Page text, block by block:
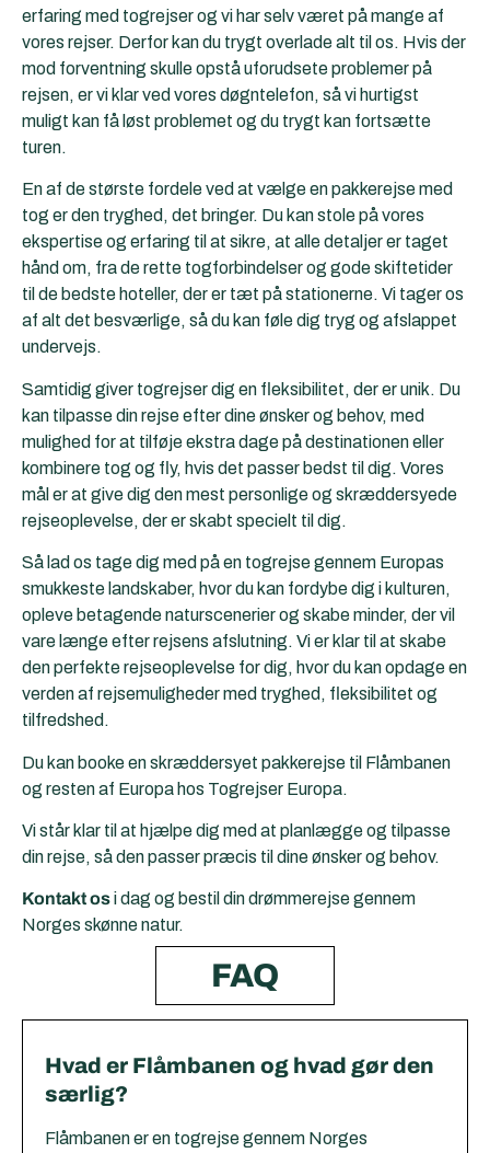
erfaring med togrejser og vi har selv været på mange af
vores rejser. Derfor kan du trygt overlade alt til os. Hvis der
mod forventning skulle opstå uforudsete problemer på
rejsen, er vi klar ved vores døgntelefon, så vi hurtigst
muligt kan få løst problemet og du trygt kan fortsætte
turen.
En af de største fordele ved at vælge en pakkerejse med
tog er den tryghed, det bringer. Du kan stole på vores
ekspertise og erfaring til at sikre, at alle detaljer er taget
hånd om, fra de rette togforbindelser og gode skiftetider
til de bedste hoteller, der er tæt på stationerne. Vi tager os
af alt det besværlige, så du kan føle dig tryg og afslappet
undervejs.
Samtidig giver togrejser dig en fleksibilitet, der er unik. Du
kan tilpasse din rejse efter dine ønsker og behov, med
mulighed for at tilføje ekstra dage på destinationen eller
kombinere tog og fly, hvis det passer bedst til dig. Vores
mål er at give dig den mest personlige og skræddersyede
rejseoplevelse, der er skabt specielt til dig.
Så lad os tage dig med på en togrejse gennem Europas
smukkeste landskaber, hvor du kan fordybe dig i kulturen,
opleve betagende naturscenerier og skabe minder, der vil
vare længe efter rejsens afslutning. Vi er klar til at skabe
den perfekte rejseoplevelse for dig, hvor du kan opdage en
verden af rejsemuligheder med tryghed, fleksibilitet og
tilfredshed.
Du kan booke en skræddersyet pakkerejse til Flåmbanen
og resten af Europa hos Togrejser Europa.
Vi står klar til at hjælpe dig med at planlægge og tilpasse
din rejse, så den passer præcis til dine ønsker og behov.
Kontakt osi dag og bestil din drømmerejse gennem
Norges skønne natur.
FAQ
Hvad er Flåmbanen og hvad gør den
særlig?
Flåmbanen er en togrejse gennem Norges